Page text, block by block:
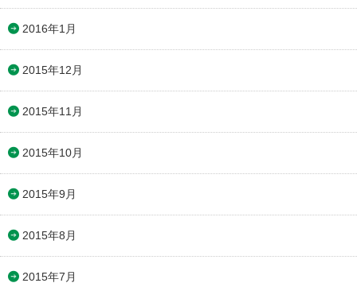
2016年1月
2015年12月
2015年11月
2015年10月
2015年9月
2015年8月
2015年7月